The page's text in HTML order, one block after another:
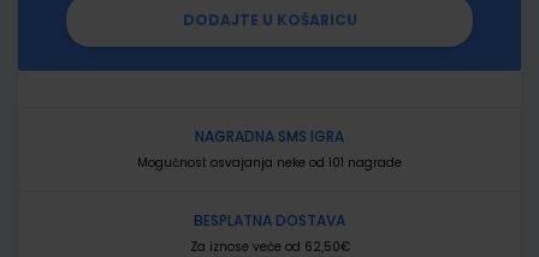
DODAJTE U KOŠARICU
NAGRADNA SMS IGRA
Mogućnost osvajanja neke od 101 nagrade
BESPLATNA DOSTAVA
Za iznose veće od 62,50€